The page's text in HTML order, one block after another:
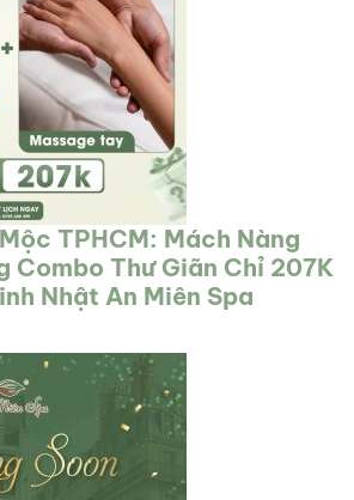
TPHCM: Mách Nàng
Combo Thư Giãn Chỉ 207K
Nhật An Miên Spa